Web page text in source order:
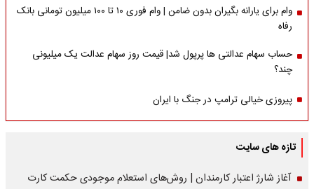
وام برای یارانه بگیران بدون ضامن | وام فوری ۱۰ تا ۱۰۰ میلیون تومانی بانک
رفاه
حساب سهام عدالتی ها پرپول شد| قیمت روز سهام عدالت یک میلیونی
چند؟
پیروزی خیالی ترامپ در جنگ با ایران
تازه های سایت
آغاز شارژ اعتبار کارمندان | روش‌های استعلام موجودی حکمت کارت